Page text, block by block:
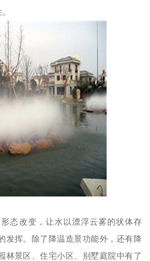
态改变，让水以漂浮云雾的状体存
发挥。除了降温造景功能外，还有降
林景区、住宅小区、别墅庭院中有了